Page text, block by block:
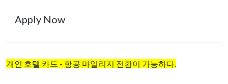
Apply Now
개인 호텔 카드 - 항공 마일리지 전환이 가능하다.